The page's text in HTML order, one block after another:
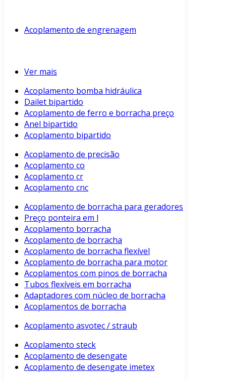
Acoplamento de engrenagem
Ver mais
Acoplamento bomba hidráulica
Dailet bipartido
Acoplamento de ferro e borracha preço
Anel bipartido
Acoplamento bipartido
Acoplamento de precisão
Acoplamento co
Acoplamento cr
Acoplamento cnc
Acoplamento de borracha para geradores
Preço ponteira em l
Acoplamento borracha
Acoplamento de borracha
Acoplamento de borracha flexível
Acoplamento de borracha para motor
Acoplamentos com pinos de borracha
Tubos flexíveis em borracha
Adaptadores com núcleo de borracha
Acoplamentos de borracha
Acoplamento asvotec / straub
Acoplamento steck
Acoplamento de desengate
Acoplamento de desengate imetex